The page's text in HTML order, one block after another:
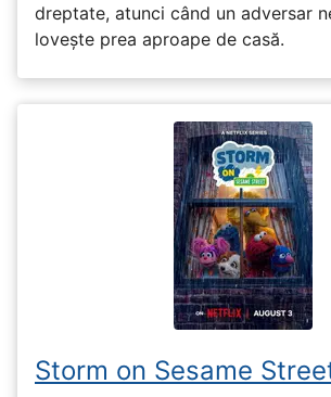
dreptate, atunci când un adversar
lovește prea aproape de casă.
Storm on Sesame